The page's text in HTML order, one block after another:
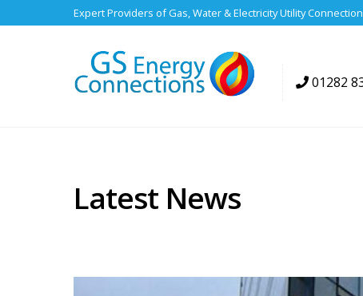
Expert Providers of Gas, Water & Electricity Utility
01282
Latest News